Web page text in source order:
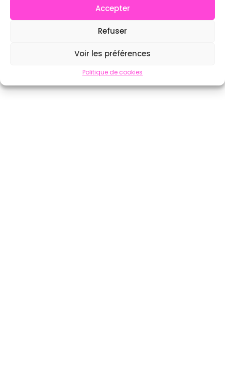
Accepter
Refuser
Voir les préférences
Politique de cookies